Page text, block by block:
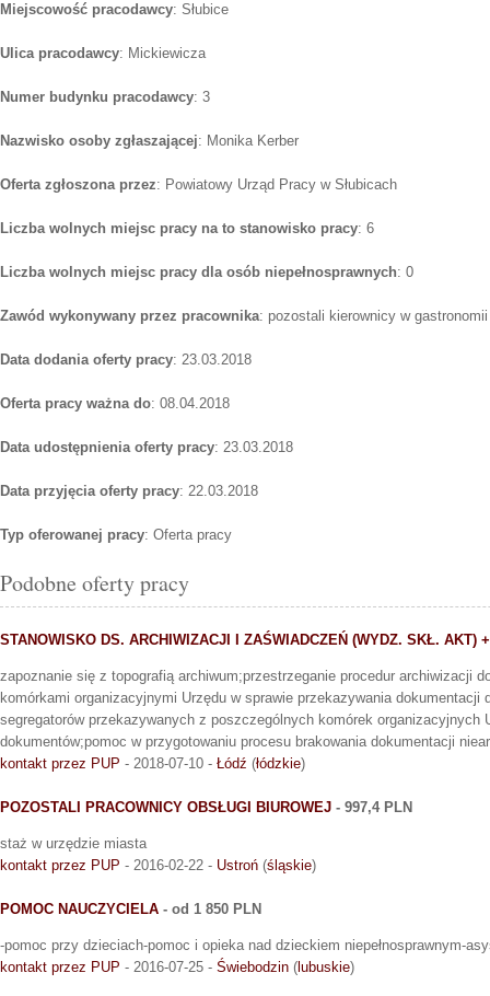
Miejscowość pracodawcy: Słubice
Ulica pracodawcy: Mickiewicza
Numer budynku pracodawcy: 3
Nazwisko osoby zgłaszającej: Monika Kerber
Oferta zgłoszona przez: Powiatowy Urząd Pracy w Słubicach
Liczba wolnych miejsc pracy na to stanowisko pracy: 6
Liczba wolnych miejsc pracy dla osób niepełnosprawnych: 0
Zawód wykonywany przez pracownika: pozostali kierownicy w gastronomii
Data dodania oferty pracy: 23.03.2018
Oferta pracy ważna do: 08.04.2018
Data udostępnienia oferty pracy: 23.03.2018
Data przyjęcia oferty pracy: 22.03.2018
Typ oferowanej pracy: Oferta pracy
Podobne oferty pracy
STANOWISKO DS. ARCHIWIZACJI I ZAŚWIADCZEŃ (WYDZ. SKŁ. AKT)
zapoznanie się z topografią archiwum;przestrzeganie procedur archiwizacji
komórkami organizacyjnymi Urzędu w sprawie przekazywania dokumentacji
segregatorów przekazywanych z poszczególnych komórek organizacyjnych
dokumentów;pomoc w przygotowaniu procesu brakowania dokumentacji
kontakt przez PUP - 2018-07-10 - Łódź (łódzkie)
POZOSTALI PRACOWNICY OBSŁUGI BIUROWEJ - 997,4 PLN
staż w urzędzie miasta
kontakt przez PUP - 2016-02-22 - Ustroń (śląskie)
POMOC NAUCZYCIELA - od 1 850 PLN
-pomoc przy dzieciach-pomoc i opieka nad dzieckiem niepełnosprawnym-
kontakt przez PUP - 2016-07-25 - Świebodzin ( lubuskie)